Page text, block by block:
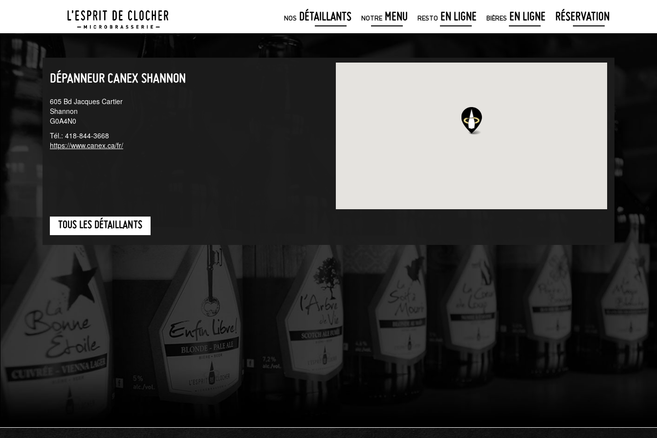
Aller
menu
principal
Aller
contenu
principal
NOS DÉTAILLANTS NOTRE MENU RESTO EN LIGNE BIÈRES EN LIGNE RÉSERVATION
DÉPANNEUR CANEX SHANNON
605 Bd Jacques Cartier
Shannon
G0A4N0
Tél.: 418-844-3668
https://www.canex.ca/fr/
TOUS LES DÉTAILLANTS